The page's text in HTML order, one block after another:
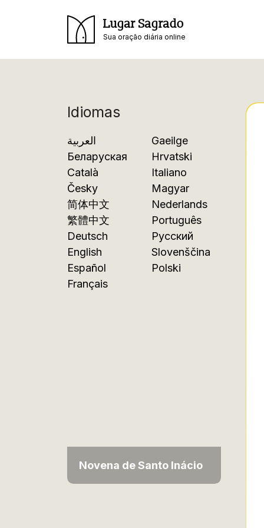
Lugar Sagrado
Sua oração diária online
Idiomas
العربية
Беларуская
Català
Česky
简体中文
繁體中文
Deutsch
English
Español
Français
Gaeilge
Hrvatski
Italiano
Magyar
Nederlands
Português
Русский
Slovenščina
Polski
Novena de Santo Inácio